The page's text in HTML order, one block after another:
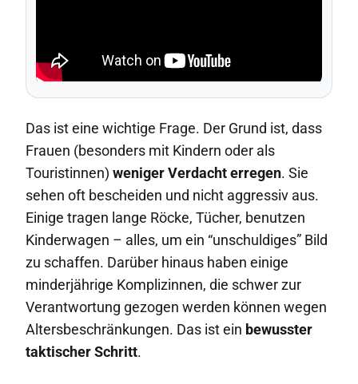
Das ist eine wichtige Frage. Der Grund ist, dass
Frauen (besonders mit Kindern oder als
Touristinnen) weniger Verdacht erregen. Sie
sehen oft bescheiden und nicht aggressiv aus.
Einige tragen lange Röcke, Tücher, benutzen
Kinderwagen – alles, um ein “unschuldiges” Bild
zu schaffen. Darüber hinaus haben einige
minderjährige Komplizinnen, die schwer zur
Verantwortung gezogen werden können wegen
Altersbeschränkungen. Das ist ein bewusster
taktischer Schritt.